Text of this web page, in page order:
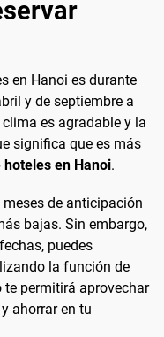
en Hanoi es durante
y de septiembre a
es agradable y la
significa que es más
en Hanoi.
de anticipación
bajas. Sin embargo,
puedes
la función de
te permitirá aprovechar
ahorrar en tu